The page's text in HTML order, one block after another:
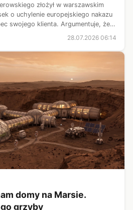
złożył w warszawskim
o uchylenie europejskiego nakazu
swojego klienta. Argumentuje, że
z Unii Europejskiej dokument ten
28.07.2026 06:14
domy na Marsie.
grzyby